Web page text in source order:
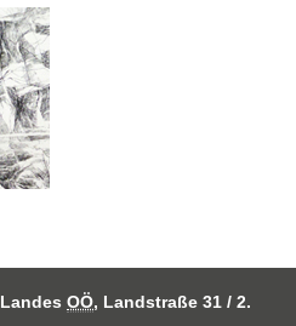
OÖ, Landstraße 31 / 2.